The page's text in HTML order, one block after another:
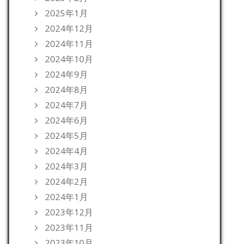
2025年1月
2024年12月
2024年11月
2024年10月
2024年9月
2024年8月
2024年7月
2024年6月
2024年5月
2024年4月
2024年3月
2024年2月
2024年1月
2023年12月
2023年11月